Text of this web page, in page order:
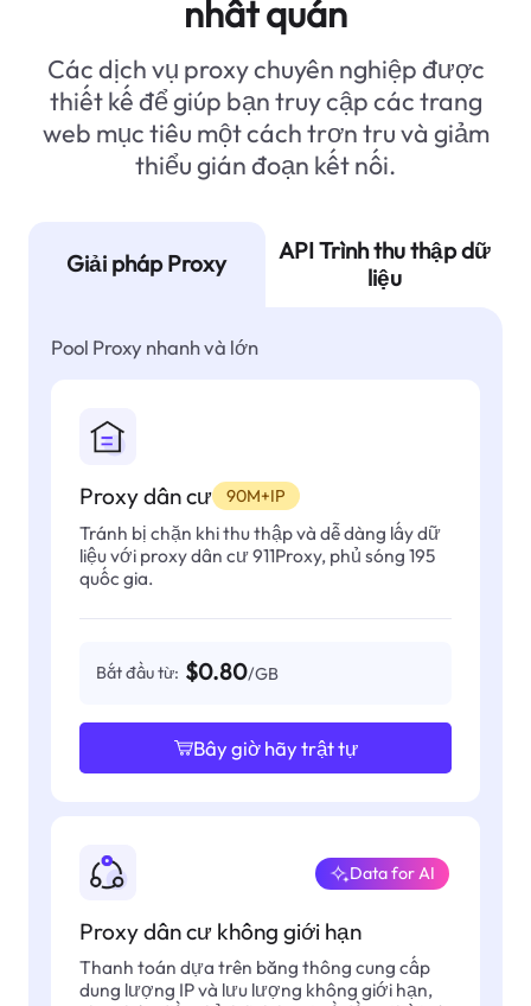
nhất quán
Các dịch vụ proxy chuyên nghiệp được
thiết kế để giúp bạn truy cập các trang
web mục tiêu một cách trơn tru và giảm
thiểu gián đoạn kết nối.
Giải pháp Proxy
API Trình thu thập dữ
liệu
Pool Proxy nhanh và lớn
Proxy dân cư 90M+IP
Tránh bị chặn khi thu thập và dễ dàng lấy dữ
liệu với proxy dân cư 911Proxy, phủ sóng 195
quốc gia.
Bắt đầu từ: $0.80/GB
Bây giờ hãy trật tự
Proxy dân cư không giới hạn
Data for AI
Thanh toán dựa trên băng thông cung cấp
dung lượng IP và lưu lượng không giới hạn,